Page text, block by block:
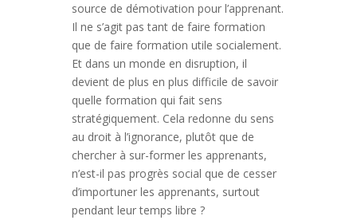
source de démotivation pour l’apprenant.
Il ne s’agit pas tant de faire formation
que de faire formation utile socialement.
Et dans un monde en disruption, il
devient de plus en plus difficile de savoir
quelle formation qui fait sens
stratégiquement. Cela redonne du sens
au droit à l’ignorance, plutôt que de
chercher à sur-former les apprenants,
n’est-il pas progrès social que de cesser
d’importuner les apprenants, surtout
pendant leur temps libre ?